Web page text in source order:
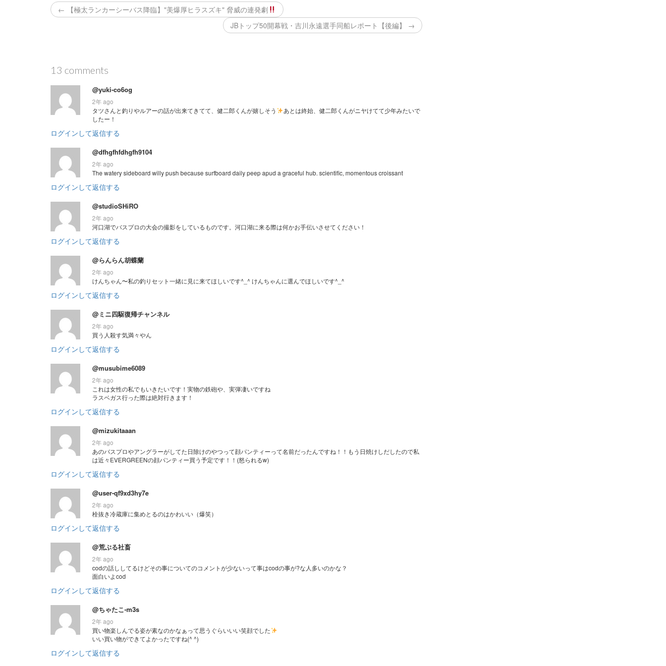
← 【極太ランカーシーバス降臨】"美爆厚ヒラスズキ" 脅威の連発劇
JBトップ50開幕戦・吉川永遠選手同船レポート【後編】 →
13 comments
@yuki-co6og
2年 ago
タツさんと釣りやルアーの話が出来てきてて、健二郎くんが嬉しそう
あとは終始、健二郎くんがニヤけてて少年みたいで
したー！
ログインして返信する
@dfhgfhfdhgfh9104
2年 ago
The watery sideboard willy push because surfboard daily peep apud a graceful hub. scientific, momentous croissant
ログインして返信する
@studioSHiRO
2年 ago
河口湖でバスプロの大会の撮影をしているものです。河口湖に来る際は何かお手伝いさせてください！
ログインして返信する
@らんらん胡蝶蘭
2年 ago
けんちゃん〜私の釣りセット一緒に見に来てほしいです^_^ けんちゃんに選んでほしいです^_^
ログインして返信する
@ミニ四駆復帰チャンネル
2年 ago
買う人殺す気満々やん
ログインして返信する
@musubime6089
2年 ago
これは女性の私でもいきたいです！実物の鉄砲や、実弾凄いですね
ラスベガス行った際は絶対行きます！
ログインして返信する
@mizukitaaan
2年 ago
あのバスプロやアングラーがしてた日除けのやつって顔パンティーって名前だったんですね！！もう日焼けしだしたので私
は近々EVERGREENの顔パンティー買う予定です！！(怒られるw)
ログインして返信する
@user-qf9xd3hy7e
2年 ago
栓抜き冷蔵庫に集めとるのはかわいい（爆笑）
ログインして返信する
@荒ぶる社畜
2年 ago
codの話ししてるけどその事についてのコメントが少ないって事はcodの事が?な人多いのかな？
面白いよcod
ログインして返信する
@ちゃたこ-m3s
2年 ago
買い物楽しんでる姿が素なのかなぁって思うぐらいいい笑顔でした
いい買い物ができてよかったですね(^ ^)
ログインして返信する